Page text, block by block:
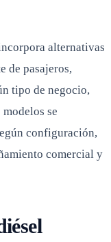
alternativas
de pasajeros,
tipo de negocio,
se
configuración,
comercial y